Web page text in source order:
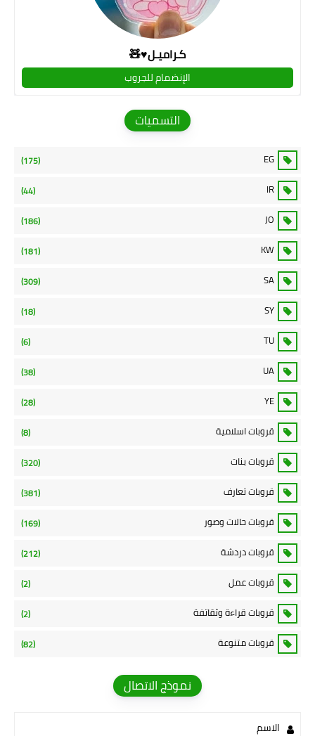
كـراميـل♥🧸
الإنضمام للجروب
التسميات
EG
(175)
IR
(44)
JO
(186)
KW
(181)
SA
(309)
SY
(18)
TU
(6)
UA
(38)
YE
(28)
قروبات اسلامية (8)
قروبات بنات (320)
قروبات تعارف (381)
قروبات حالات وصور (169)
قروبات دردشة (212)
قروبات عمل (2)
قروبات قراءة وثقاتفة (2)
قروبات متنوعة (82)
نموذج الاتصال
الاسم